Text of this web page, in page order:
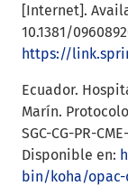
[Internet].
10.1381/
https://
Ecuador.
Marín.
SGC-CG-PR-
Disponible en:
bin/koha/